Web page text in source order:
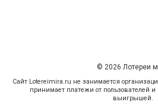
© 2026 Лотереи
Сайт Lotereimira.ru не занимается
принимает платежи от пользователей
выигрышей.